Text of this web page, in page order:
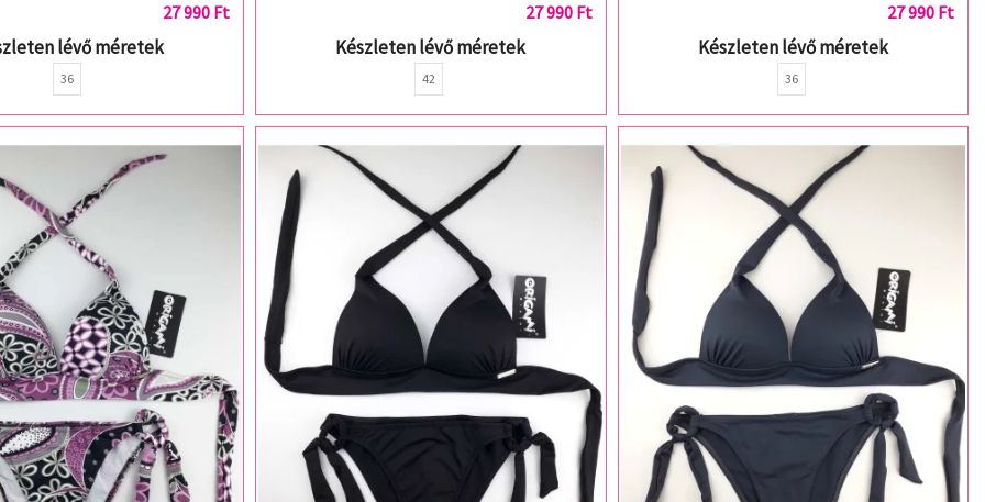
27 990 Ft
lévő méretek
36
27 990 Ft
Készleten lévő méretek
42
27 990 Ft
Készleten lévő méretek
36